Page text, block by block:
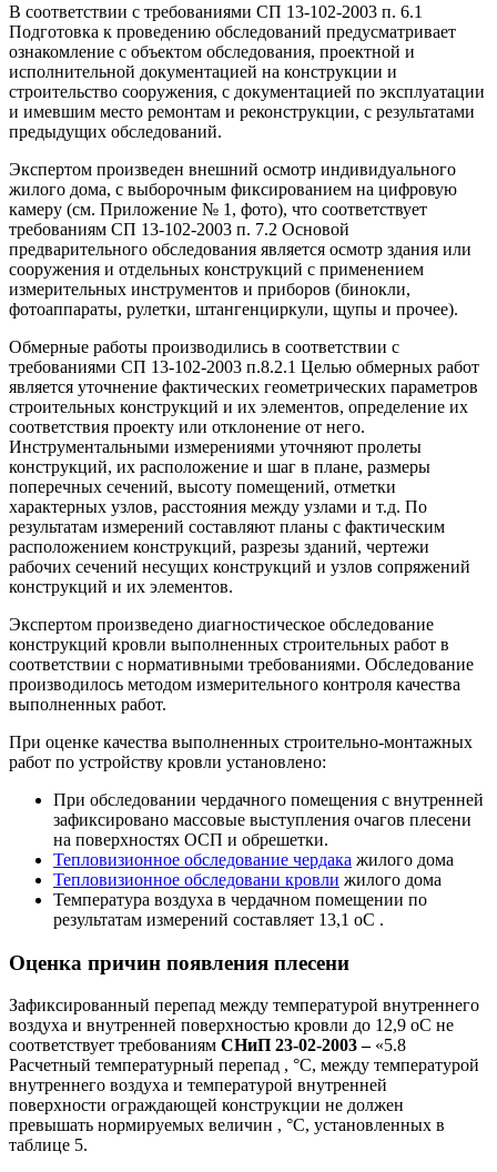
В соответствии с требованиями СП 13-102-2003 п. 6.1
Подготовка к проведению обследований предусматривает
ознакомление с объектом обследования, проектной и
исполнительной документацией на конструкции и
строительство сооружения, с документацией по эксплуатации
и имевшим место ремонтам и реконструкции, с результатами
предыдущих обследований.
Экспертом произведен внешний осмотр индивидуального
жилого дома, с выборочным фиксированием на цифровую
камеру (см. Приложение № 1, фото), что соответствует
требованиям СП 13-102-2003 п. 7.2 Основой
предварительного обследования является осмотр здания или
сооружения и отдельных конструкций с применением
измерительных инструментов и приборов (бинокли,
фотоаппараты, рулетки, штангенциркули, щупы и прочее).
Обмерные работы производились в соответствии с
требованиями СП 13-102-2003 п.8.2.1 Целью обмерных работ
является уточнение фактических геометрических параметров
строительных конструкций и их элементов, определение их
соответствия проекту или отклонение от него.
Инструментальными измерениями уточняют пролеты
конструкций, их расположение и шаг в плане, размеры
поперечных сечений, высоту помещений, отметки
характерных узлов, расстояния между узлами и т.д. По
результатам измерений составляют планы с фактическим
расположением конструкций, разрезы зданий, чертежи
рабочих сечений несущих конструкций и узлов сопряжений
конструкций и их элементов.
Экспертом произведено диагностическое обследование
конструкций кровли выполненных строительных работ в
соответствии с нормативными требованиями. Обследование
производилось методом измерительного контроля качества
выполненных работ.
При оценке качества выполненных строительно-монтажных
работ по устройству кровли установлено:
При обследовании чердачного помещения с внутренней
зафиксировано массовые выступления очагов плесени
на поверхностях ОСП и обрешетки.
Тепловизионное обследование чердака жилого дома
Тепловизионное обследовани кровли жилого дома
Температура воздуха в чердачном помещении по
результатам измерений составляет 13,1 оС .
Оценка причин появления плесени
Зафиксированный перепад между температурой внутреннего
воздуха и внутренней поверхностью кровли до 12,9 оС не
соответствует требованиям СНиП 23-02-2003 – «5.8
Расчетный температурный перепад , °С, между температурой
внутреннего воздуха и температурой внутренней
поверхности ограждающей конструкции не должен
превышать нормируемых величин , °С, установленных в
таблице 5.